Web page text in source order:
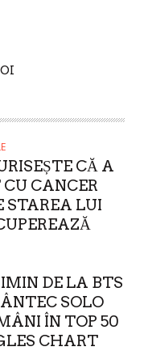
CĂ A
CANCER
STAREA LUI
DE LA BTS
SOLO
ÎN TOP 50
CHART